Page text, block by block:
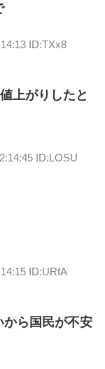
ID:TXx8
上がりしたと
ID:LOSU
ID:URfA
から国民が不安